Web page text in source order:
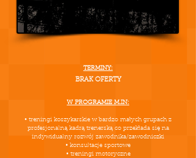
TERMINY:​
BRAK OFERTY​
W PROGRAMIE M.IN:
• treningi koszykarskie w bardzo małych grupach z
profesjonalną kadrą trenerską co przekłada się na
indywidualny rozwój zawodnika/zawodniczki
• konsultacje sportowe
• treningi motoryczne